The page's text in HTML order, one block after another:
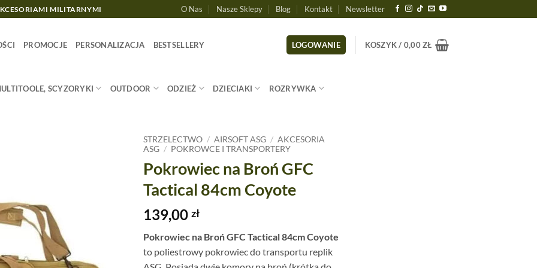
MILITARNYMI O Nas Nasze Sklepy Blog Kontakt Newsletter
PROMOCJE PERSONALIZACJA BESTSELLERY LOGOWANIE KOSZYK / 0,00ZŁ
SCYZORYKI OUTDOOR ODZIEŻ DZIECIAKI ROZRYWKA
STRZELECTWO / AIRSOFT ASG / AKCESORIA
ASG / POKROWCE I TRANSPORTERY
Pokrowiec na Broń GFC
Tactical 84cm Coyote
139,00 zł
Pokrowiec na Broń GFC Tactical 84cm Coyote
to poliestrowy pokrowiec do transportu replik